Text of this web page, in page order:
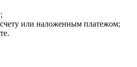
или наложенным платежом;